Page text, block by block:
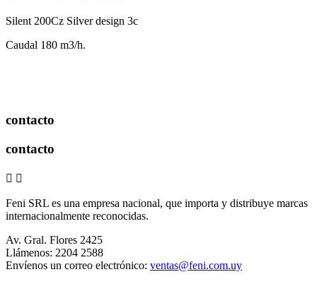
Silent 200Cz Silver design 3c
Caudal 180 m3/h.
contacto
contacto
 
Feni SRL es una empresa nacional, que importa y distribuye marcas
internacionalmente reconocidas.
Av. Gral. Flores 2425
Llámenos: 2204 2588
Envíenos un correo electrónico: ventas@feni.com.uy